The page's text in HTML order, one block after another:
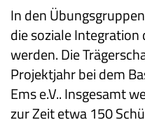
In den
die soziale
werden. Die
Projektjahr bei dem
Ems e.V.. Insgesamt
zur Zeit etwa 150